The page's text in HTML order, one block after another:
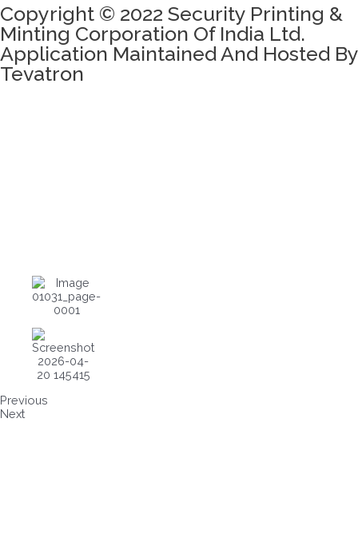
Copyright © 2022 Security Printing &
Minting Corporation Of India Ltd.
Application Maintained And Hosted By
Tevatron
Previous
Next